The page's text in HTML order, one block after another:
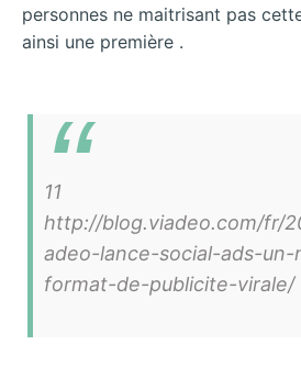
personnes ne maitrisant pas
ainsi une première .
11
http://blog.viadeo.com/fr/
adeo-lance-social-ads-un-
format-de-publicite-virale/